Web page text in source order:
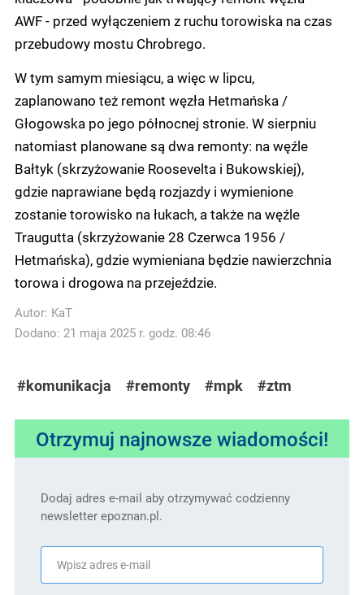
AWF - przed wyłączeniem z ruchu torowiska na czas
przebudowy mostu Chrobrego.
W tym samym miesiącu, a więc w lipcu,
zaplanowano też remont węzła Hetmańska /
Głogowska po jego północnej stronie. W sierpniu
natomiast planowane są dwa remonty: na węźle
Bałtyk (skrzyżowanie Roosevelta i Bukowskiej),
gdzie naprawiane będą rozjazdy i wymienione
zostanie torowisko na łukach, a także na węźle
Traugutta (skrzyżowanie 28 Czerwca 1956 /
Hetmańska), gdzie wymieniana będzie nawierzchnia
torowa i drogowa na przejeździe.
Autor: KaT
Dodano: 21 maja 2025 r. godz. 08:46
#komunikacja #remonty #mpk #ztm
Otrzymuj najnowsze wiadomości!
Dodaj adres e-mail aby otrzymywać codzienny
newsletter epoznan.pl.